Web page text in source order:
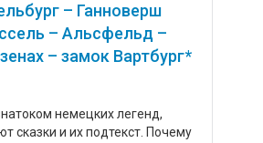
– Ганноверш
– Альсфельд –
– замок Вартбург*
немецких легенд,
сказки и их подтекст. Почему